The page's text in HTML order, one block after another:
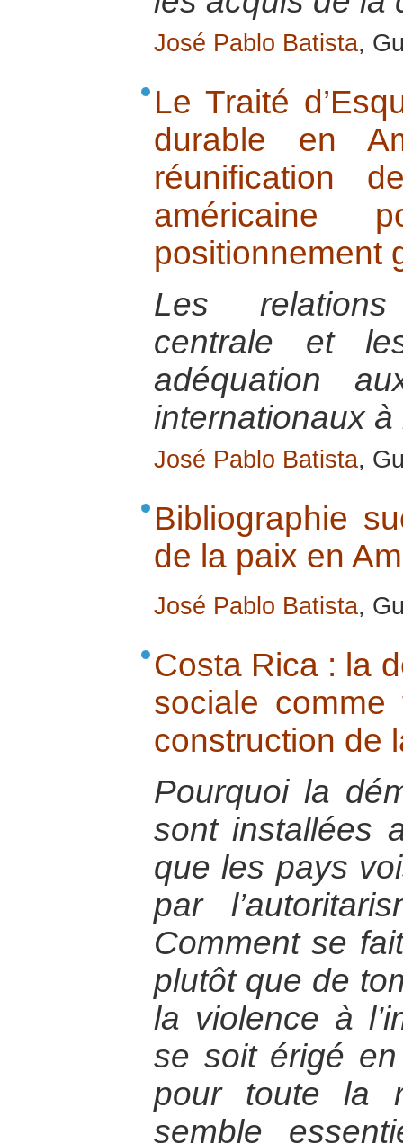
José Pablo Batista,
Le Traité
durable en
réunification
américaine
positionnement
Les
centrale et
adéquation
internationaux
José Pablo Batista,
Bibliographie
de la paix en
José Pablo Batista,
Costa Rica : la
sociale comme
construction de
Pourquoi la
sont installées
que les pays
par
Comment se
plutôt que de
la violence à
se soit érigé
pour toute la
semble